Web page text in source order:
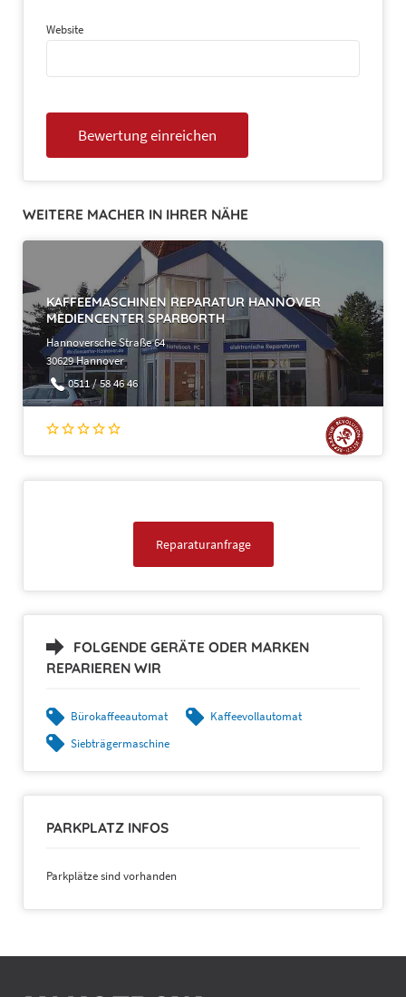
Website
WEITERE MACHER IN IHRER NÄHE
KAFFEEMASCHINEN REPARATUR HANNOVER
MEDIENCENTER SPARBORTH
Hannoversche Straße 64
30629 Hannover
0511 / 58 46 46
Reparaturanfrage
FOLGENDE GERÄTE ODER MARKEN
REPARIEREN WIR
Bürokaffeeautomat
Kaffeevollautomat
Siebträgermaschine
PARKPLATZ INFOS
Parkplätze sind vorhanden